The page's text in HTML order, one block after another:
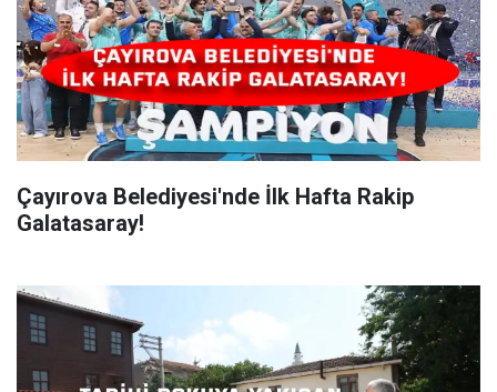
Çayırova Belediyesi'nde İlk Hafta Rakip
Galatasaray!